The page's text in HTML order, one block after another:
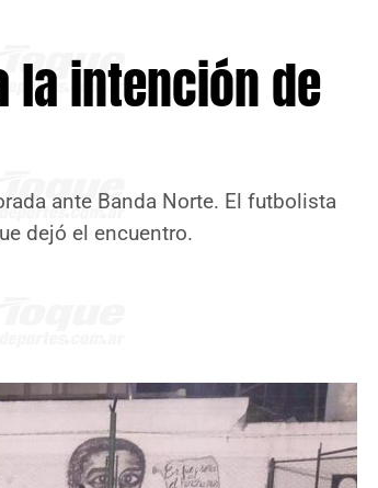
la intención de
ante Banda Norte. El futbolista
dejó el encuentro.